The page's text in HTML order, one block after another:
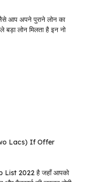
आप अपने पुराने लोन का
लोन मिलता है इन नो
Lacs) If Offer
2022 है जहाँ आपको